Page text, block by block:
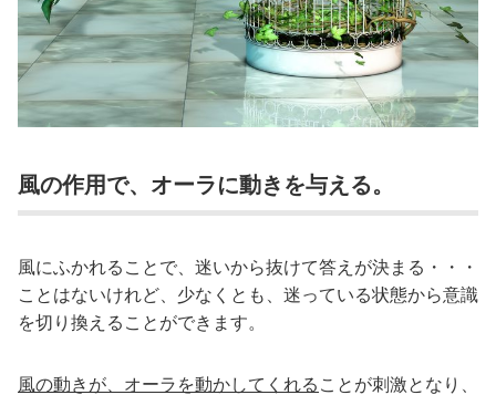
風の作用で、オーラに動きを与える。
風にふかれることで、迷いから抜けて答えが決まる・・・
ことはないけれど、少なくとも、迷っている状態から意識
を切り換えることができます。
風の動きが、オーラを動かしてくれる ことが刺激となり、